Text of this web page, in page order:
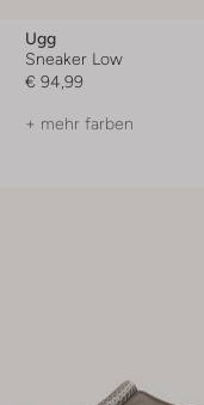
Ugg
Sneaker Low
€ 94,99
+ mehr farben